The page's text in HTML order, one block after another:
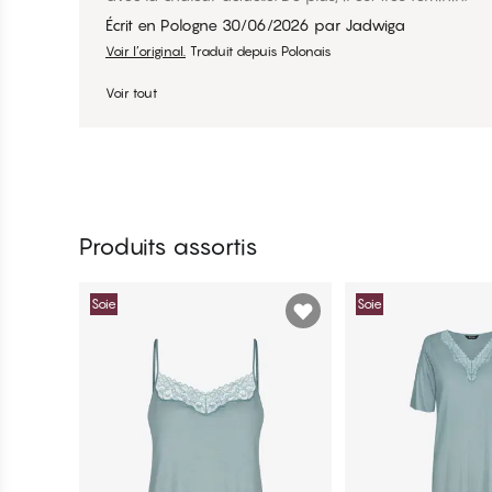
Écrit en Pologne 30/06/2026 par Jadwiga
Voir l’original. Traduit depuis Polonais
Voir tout
Produits assortis
Soie Soie